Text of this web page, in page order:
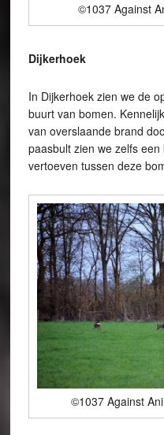
©1037 Against
Dijkerhoek
In Dijkerhoek zien we de
buurt van bomen.
van overslaande brand
paasbult zien we zelfs
vertoeven tussen deze
©1037 Against